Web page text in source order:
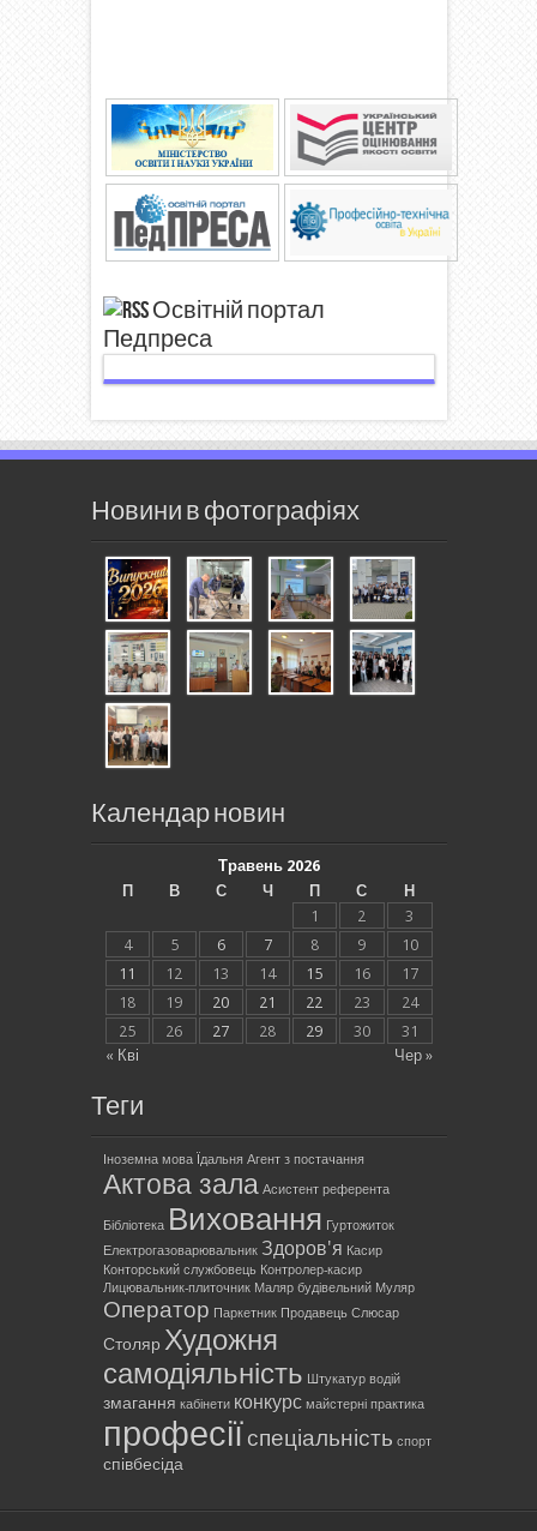
Освітній портал
Педпреса
Новини в фотографіях
Календар новин
Травень 2026
П
В С Ч П С Н
« Кві Чер »
1 2
3
4
5 6 7 8 9
10
11
12 13 14 15 16
17
18
19 20 21 22 23
24
25
26 27 28 29 30 31
Теги
Іноземна мова Їдальня Агент з постачання
Актова зала Асистент референта
Бібліотека Виховання Гуртожиток
Електрогазоварювальник Здоров'я Касир
Конторський службовець Контролер-касир
Лицювальник-плиточник Маляр будівельний Муляр
Оператор Паркетник Продавець Слюсар
Столяр Художня
самодіяльність Штукатур водій
змагання кабінети конкурс майстерні практика
професіїспеціальність спорт
співбесіда